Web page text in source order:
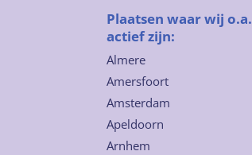
Plaatsen waar wij o.a.
actief zijn:
Almere
Amersfoort
Amsterdam
Apeldoorn
Arnhem